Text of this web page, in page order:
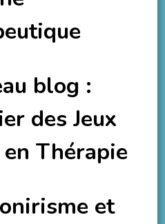
blog :
des Jeux
Thérapie
et